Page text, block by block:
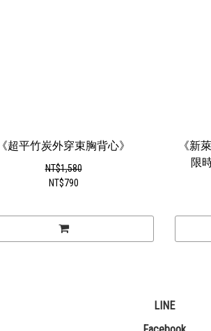
《超平竹炭外穿束胸背心》
NT$1,580
NT$790
《新
限
LINE